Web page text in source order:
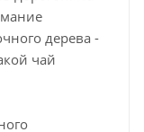
дерева -
чай